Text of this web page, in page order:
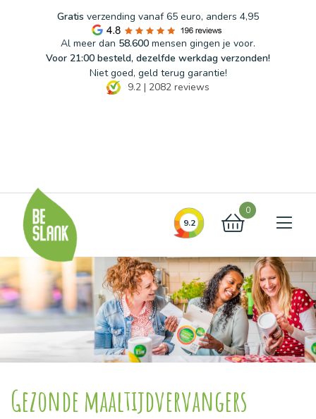
Gratis verzending vanaf 65 euro, anders 4,95
Al meer dan 58.600 mensen gingen je voor.
Voor 21:00 besteld, dezelfde werkdag verzonden!
Niet goed, geld terug garantie!
9.2 | 2082 reviews
9.2
0
Gezonde maaltijdvervangers